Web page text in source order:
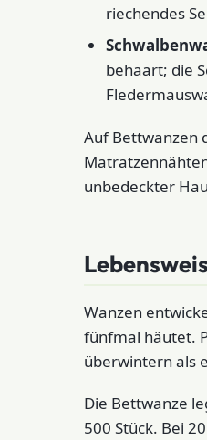
riechendes
behaart; die
Auf Bettwanzen
unbedeckter
Wanzen
fünfmal häutet.
überwintern als
Die Bettwanze
500 Stück. Bei